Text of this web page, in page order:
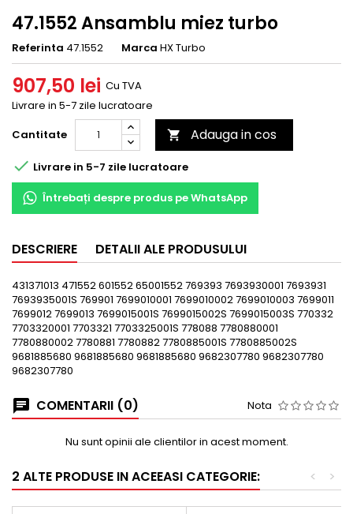
47.1552 Ansamblu miez turbo
Referinta 47.1552 Marca HX Turbo
907,50 lei Cu TVA
Livrare in 5-7 zile lucratoare
Cantitate
 Adauga in cos
 Livrare in 5-7 zile lucratoare
Întrebați despre produs pe WhatsApp
DESCRIERE DETALII ALE PRODUSULUI
431371013 471552 601552 65001552 769393 7693930001 7693931
7693935001S 769901 7699010001 7699010002 7699010003 7699011
7699012 7699013 7699015001S 7699015002S 7699015003S 770332
7703320001 7703321 7703325001S 778088 7780880001
7780880002 7780881 7780882 7780885001S 7780885002S
9681885680 9681885680 9681885680 9682307780 9682307780
9682307780
COMENTARII (0) Nota
Nu sunt opinii ale clientilor in acest moment.
2 ALTE PRODUSE IN ACEEASI CATEGORIE: >
<